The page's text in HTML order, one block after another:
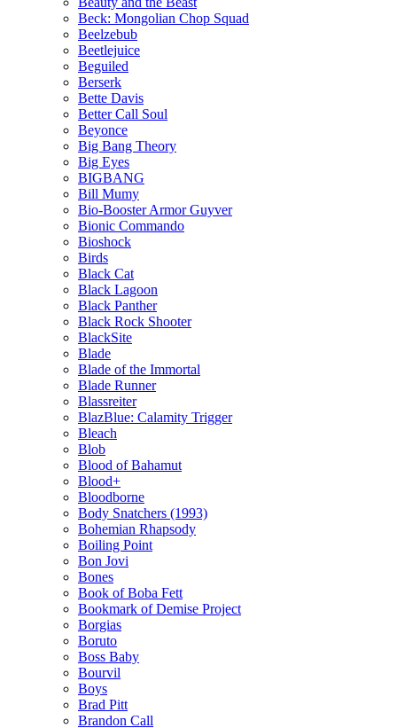
Beck: Mongolian Chop Squad
Beelzebub
Beetlejuice
Beguiled
Berserk
Bette Davis
Better Call Soul
Beyonce
Big Bang Theory
Big Eyes
BIGBANG
Bill Mumy
Bio-Booster Armor Guyver
Bionic Commando
Bioshock
Birds
Black Cat
Black Lagoon
Black Panther
Black Rock Shooter
BlackSite
Blade
Blade of the Immortal
Blade Runner
Blassreiter
BlazBlue: Calamity Trigger
Bleach
Blob
Blood of Bahamut
Blood+
Bloodborne
Body Snatchers (1993)
Bohemian Rhapsody
Boiling Point
Bon Jovi
Bones
Book of Boba Fett
Bookmark of Demise Project
Borgias
Boruto
Boss Baby
Bourvil
Boys
Brad Pitt
Brandon Call